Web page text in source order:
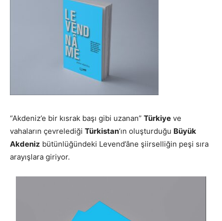
“Akdeniz’e bir kısrak başı gibi uzanan” Türkiye ve
vahaların çevrelediği Türkistan‘ın oluşturduğu Büyük
Akdeniz bütünlüğündeki Levend’âne şiirselliğin peşi sıra
arayışlara giriyor.